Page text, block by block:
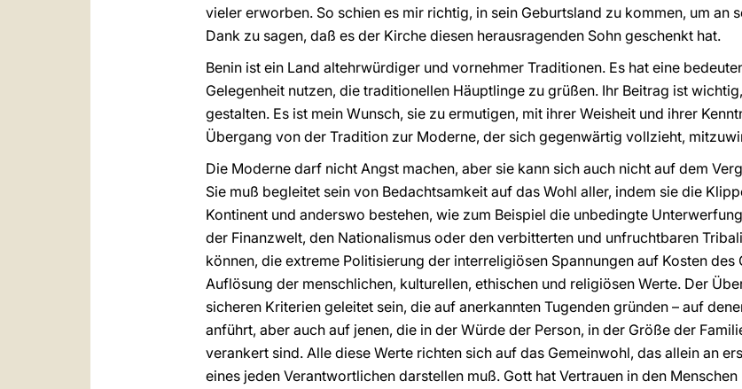
vieler erworben. So schien es mir richtig, in sein Geburtsland zu kommen, um an
Dank zu sagen, daß es der Kirche diesen herausragenden Sohn geschenkt hat.
Benin ist ein Land altehrwürdiger und vornehmer Traditionen. Es hat eine
Gelegenheit nutzen, die traditionellen Häuptlinge zu grüßen. Ihr Beitrag ist
gestalten. Es ist mein Wunsch, sie zu ermutigen, mit ihrer Weisheit und ihrer
Übergang von der Tradition zur Moderne, der sich gegenwärtig vollzieht,
Die Moderne darf nicht Angst machen, aber sie kann sich auch nicht auf dem
Sie muß begleitet sein von Bedachtsamkeit auf das Wohl aller, indem sie die
Kontinent und anderswo bestehen, wie zum Beispiel die unbedingte
der Finanzwelt, den Nationalismus oder den verbitterten und unfruchtbaren
können, die extreme Politisierung der interreligiösen Spannungen auf Kosten
Auflösung der menschlichen, kulturellen, ethischen und religiösen Werte. Der
sicheren Kriterien geleitet sein, die auf anerkannten Tugenden gründen – auf
anführt, aber auch auf jenen, die in der Würde der Person, in der Größe der
verankert sind. Alle diese Werte richten sich auf das Gemeinwohl, das allein an
eines jeden Verantwortlichen darstellen muß. Gott hat Vertrauen in den